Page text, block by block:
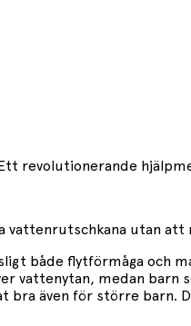
revolutionerande
vattenrutschkana utan
både flytförmåga
vattenytan, medan
även för större barn.